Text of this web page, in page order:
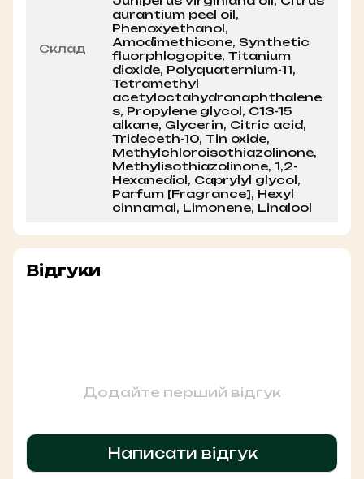
Склад
aurantium peel oil,
Phenoxyethanol,
Amodimethicone, Synthetic
fluorphlogopite, Titanium
dioxide, Polyquaternium-11,
Tetramethyl
acetyloctahydronaphthalene
s, Propylene glycol, C13-15
alkane, Glycerin, Citric acid,
Trideceth-10, Tin oxide,
Methylchloroisothiazolinone,
Methylisothiazolinone, 1,2-
Hexanediol, Caprylyl glycol,
Parfum [Fragrance], Hexyl
cinnamal, Limonene, Linalool
Відгуки
Додайте перший відгук
Написати відгук